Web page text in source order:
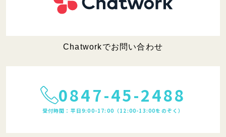
Chatworkでお問い合わせ
0847-45-2488
受付時間：平日9:00-17:00（12:00-13:00をのぞく）